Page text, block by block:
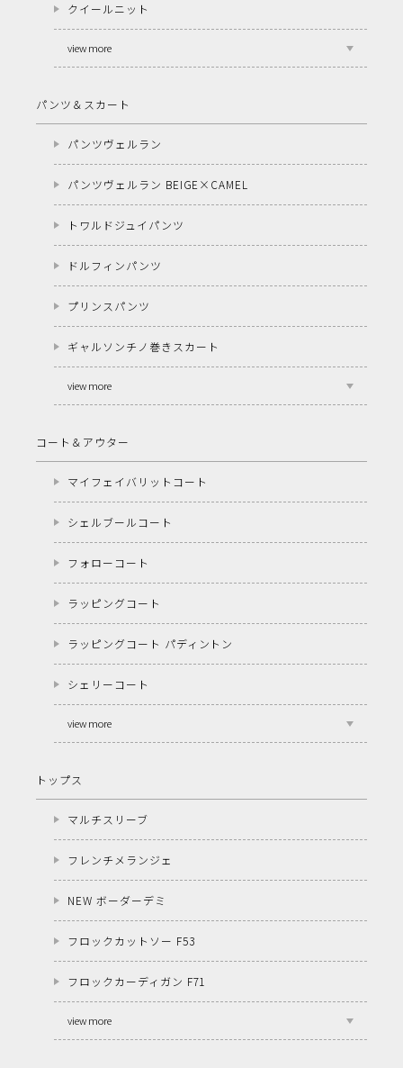
クイールニット
view more
パンツ＆スカート
パンツヴェルラン
パンツヴェルラン BEIGE×CAMEL
トワルドジュイパンツ
ドルフィンパンツ
プリンスパンツ
ギャルソンチノ巻きスカート
view more
コート＆アウター
マイフェイバリットコート
シェルブールコート
フォローコート
ラッピングコート
ラッピングコート パディントン
シェリーコート
view more
トップス
マルチスリーブ
フレンチメランジェ
NEW ボーダーデミ
フロックカットソー F53
フロックカーディガン F71
view more